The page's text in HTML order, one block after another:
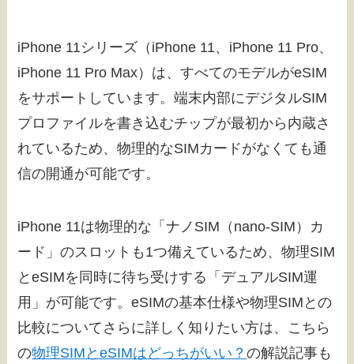
iPhone 11シリーズ（iPhone 11、iPhone 11 Pro、
iPhone 11 Pro Max）は、すべてのモデルがeSIM
をサポートしています。端末内部にデジタルSIM
プロファイルを書き込むチップが最初から内蔵さ
れているため、物理的なSIMカードがなくても通
信の開通が可能です。
iPhone 11は物理的な「ナノSIM（nano-SIM）カ
ード」のスロットも1つ備えているため、物理SIM
とeSIMを同時に待ち受けする「デュアルSIM運
用」が可能です。eSIMの基本仕様や物理SIMとの
比較についてさらに詳しく知りたい方は、こちら
の物理SIMとeSIMはどっちがいい？の解説記事も